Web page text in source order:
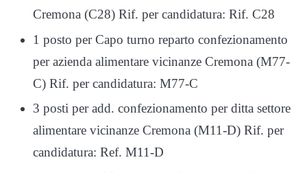
Cremona (C28) Rif. per candidatura: Rif. C28
1 posto per Capo turno reparto confezionamento
per azienda alimentare vicinanze Cremona (M77-
C) Rif. per candidatura: M77-C
3 posti per add. confezionamento per ditta settore
alimentare vicinanze Cremona (M11-D) Rif. per
candidatura: Ref. M11-D